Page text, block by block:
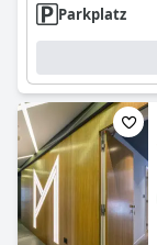
Parkplatz